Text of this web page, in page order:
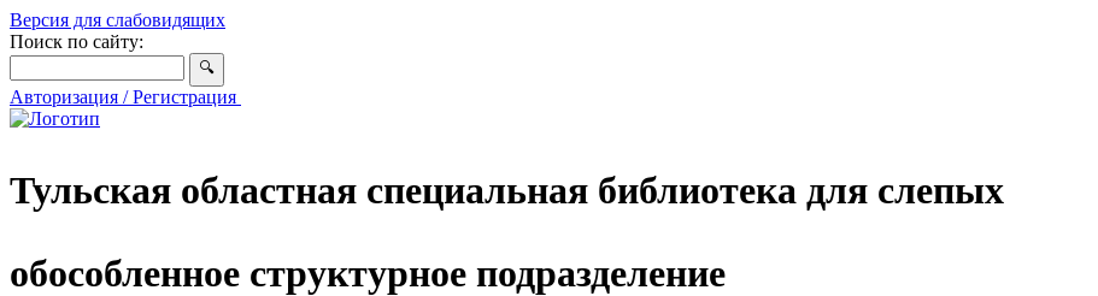
Версия для слабовидящих
Поиск по сайту:
Авторизация / Регистрация
Тульская областная специальная библиотека для слепых
обособленное структурное подразделение